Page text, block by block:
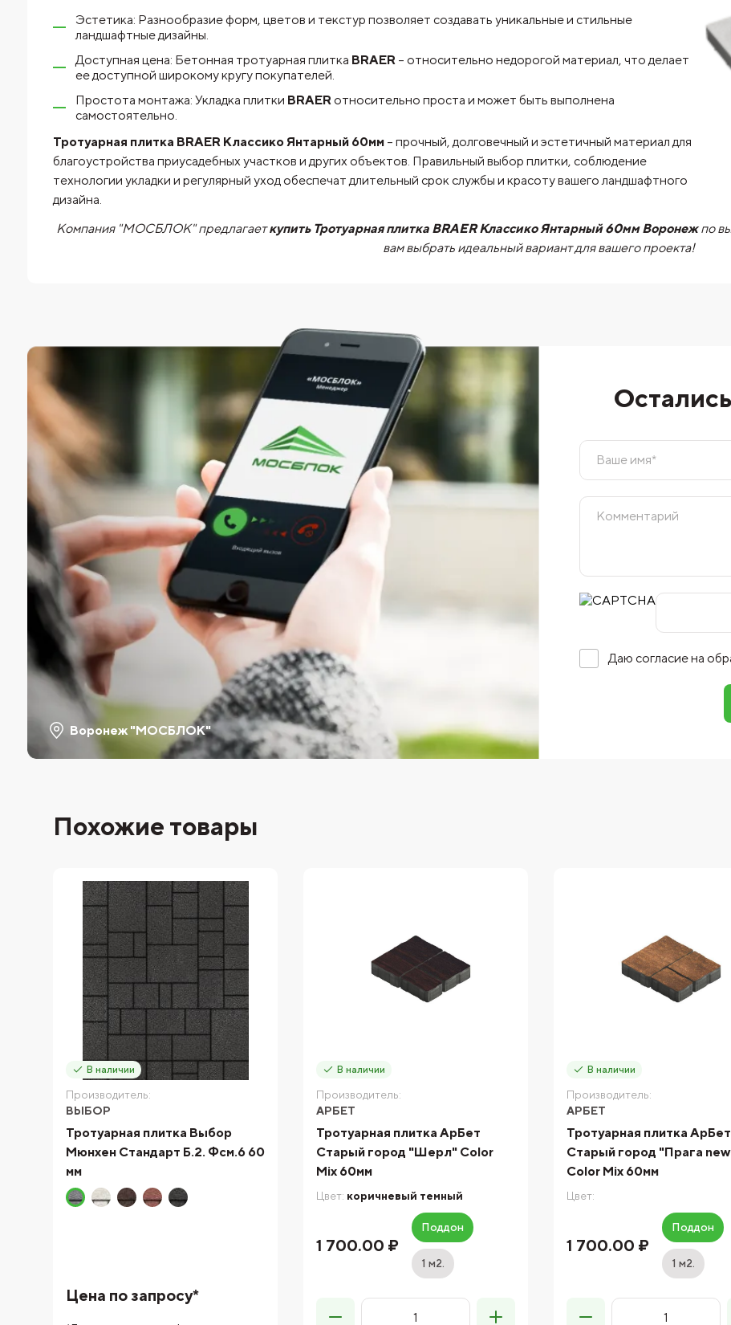
Эстетика: Разнообразие форм, цветов и текстур позволяет создавать уникальные и стильные
ландшафтные дизайны.
Доступная цена: Бетонная тротуарная плитка BRAER– относительно недорогой материал, что делает
ее доступной широкому кругу покупателей.
Простота монтажа: Укладка плитки BRAERотносительно проста и может быть выполнена
самостоятельно.
Тротуарная плитка BRAER Классико Янтарный 60мм– прочный, долговечный и эстетичный материал для
благоустройства приусадебных участков и других объектов. Правильный выбор плитки, соблюдение
технологии укладки и регулярный уход обеспечат длительный срок службы и красоту вашего ландшафтного
дизайна.
Компания "МОСБЛОК" предлагаеткупить Тротуарная плитка BRAER Классико Янтарный 60мм Воронежпо
вам выбрать идеальный вариант для вашего проекта!
Воронеж "МОСБЛОК"
Даю согласие на
Похожие товары
В наличии
Производитель:
ВЫБОР
Тротуарная плитка Выбор
Мюнхен Стандарт Б.2. Фсм.6 60
мм
Цена по запросу*
В наличии
Производитель:
АРБЕТ
Тротуарная плитка АрБет
Старый город "Шерл" Color
Mix 60мм
Цвет: коричневый темный
1 700.00 ₽
Поддон
1 м2.
В наличии
Производитель:
АРБЕТ
Тротуарная плитка АрБет
Старый город "Прага
Color Mix 60мм
Цвет:
1 700.00 ₽
Поддон
1 м2.